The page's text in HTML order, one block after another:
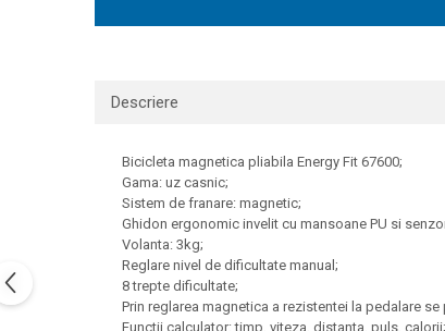
Descriere
Bicicleta magnetica pliabila Energy Fit 67600;
Gama: uz casnic;
Sistem de franare: magnetic;
Ghidon ergonomic invelit cu mansoane PU si
Volanta: 3kg;
Reglare nivel de dificultate manual;
8 trepte dificultate;
Prin reglarea magnetica a rezistentei la pedalare
Functii calculator: timp, viteza, distanta, puls, calorii;